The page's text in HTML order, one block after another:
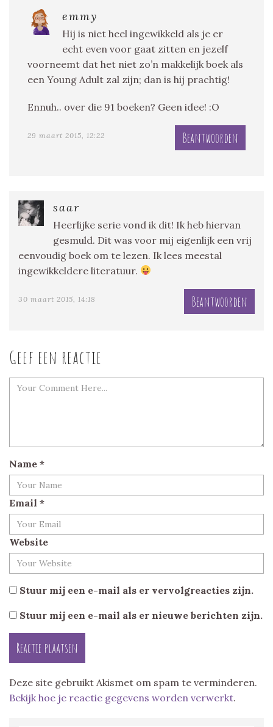
emmy
Hij is niet heel ingewikkeld als je er
echt even voor gaat zitten en jezelf
voorneemt dat het niet zo’n makkelijk boek als
een Young Adult zal zijn; dan is hij prachtig!
Ennuh.. over die 91 boeken? Geen idee! :O
29 maart 2015, 12:22 Beantwoorden
saar
Heerlijke serie vond ik dit! Ik heb hiervan
gesmuld. Dit was voor mij eigenlijk een vrij
eenvoudig boek om te lezen. Ik lees meestal
ingewikkeldere literatuur.
30 maart 2015, 14:18 Beantwoorden
Geef een reactie
Name *
Email *
Website
Stuur mij een e-mail als er vervolgreacties zijn.
Stuur mij een e-mail als er nieuwe berichten zijn.
Deze site gebruikt Akismet om spam te verminderen.
Bekijk hoe je reactie gegevens worden verwerkt.